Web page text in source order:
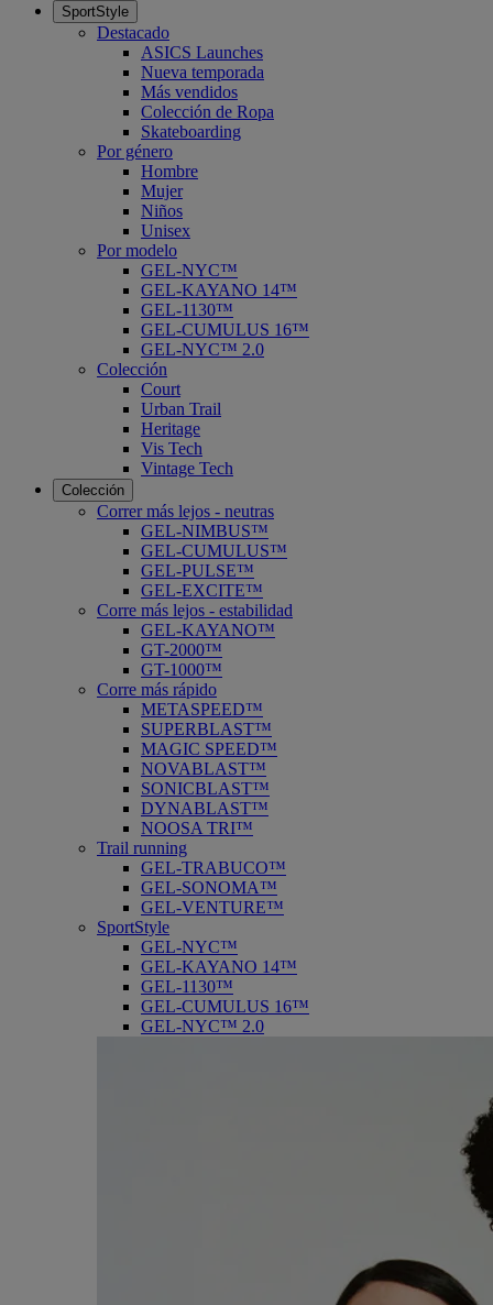
SportStyle
Destacado
ASICS Launches
Nueva temporada
Más vendidos
Colección de Ropa
Skateboarding
Por género
Hombre
Mujer
Niños
Unisex
Por modelo
GEL-NYC™
GEL-KAYANO 14™
GEL-1130™
GEL-CUMULUS 16™
GEL-NYC™ 2.0
Colección
Court
Urban Trail
Heritage
Vis Tech
Vintage Tech
Colección
Correr más lejos - neutras
GEL-NIMBUS™
GEL-CUMULUS™
GEL-PULSE™
GEL-EXCITE™
Corre más lejos - estabilidad
GEL-KAYANO™
GT-2000™
GT-1000™
Corre más rápido
METASPEED™
SUPERBLAST™
MAGIC SPEED™
NOVABLAST™
SONICBLAST™
DYNABLAST™
NOOSA TRI™
Trail running
GEL-TRABUCO™
GEL-SONOMA™
GEL-VENTURE™
SportStyle
GEL-NYC™
GEL-KAYANO 14™
GEL-1130™
GEL-CUMULUS 16™
GEL-NYC™ 2.0